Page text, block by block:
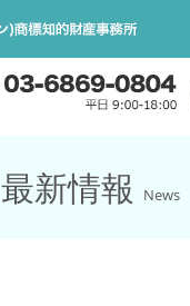
最新情報 News